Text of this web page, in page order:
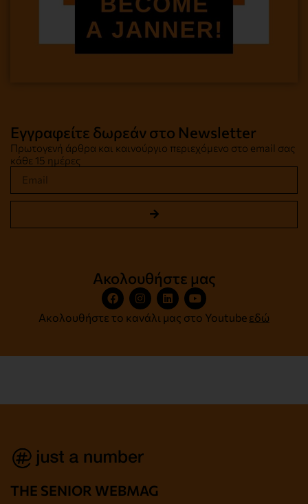
Εγγραφείτε δωρεάν στο Newsletter
Πρωτογενή άρθρα και καινούργιο περιεχόμενο στο email σας
κάθε 15 ημέρες
Ακολουθήστε μας
Ακολουθήστε το κανάλι μας στο Youtube εδώ
THE SENIOR WEBMAG